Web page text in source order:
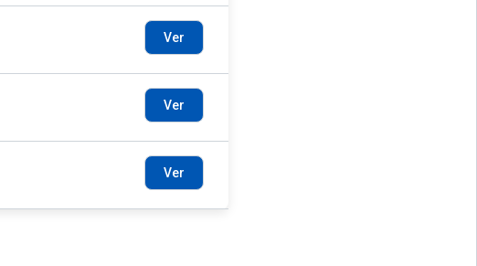
Ver
Ver
Ver